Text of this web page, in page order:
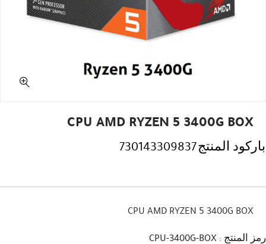
CPU AMD RYZEN 5 3400G BOX
باركود المنتج730143309837
CPU AMD RYZEN 5 3400G BOX
رمز المنتج : CPU-3400G-BOX